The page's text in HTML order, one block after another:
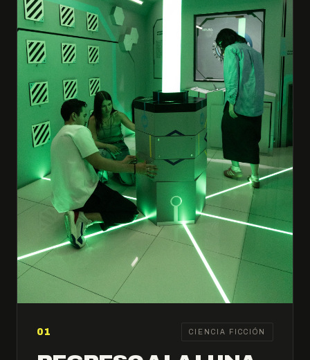
01 CIENCIA FICCIÓN